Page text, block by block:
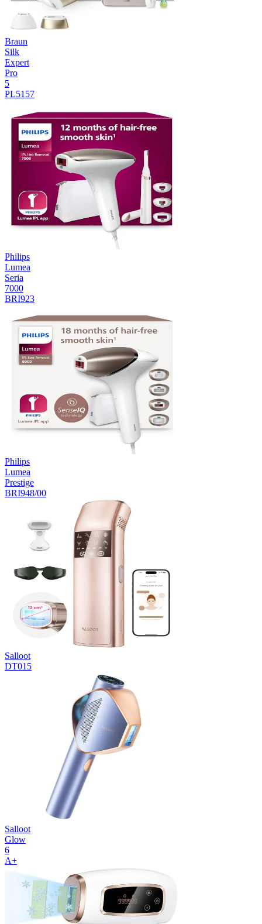
Braun
Silk
Expert
Pro
5
PL5157
Philips
Lumea
Seria
7000
BRI923
Philips
Lumea
Prestige
BRI948/00
Salloot
DT015
Salloot
Glow
6
A+